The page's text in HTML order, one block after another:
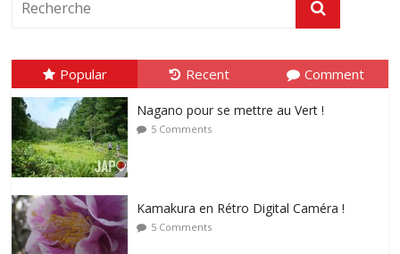
Popular Recent Comment
Nagano pour se mettre au Vert !
5 Comments
Kamakura en Rétro Digital Caméra !
5 Comments